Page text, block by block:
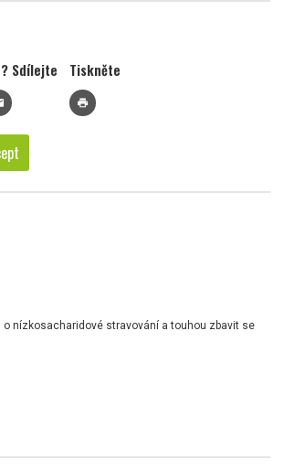
Sdílejte Tiskněte
print
o nízkosacharidové stravování a touhou zbavit se